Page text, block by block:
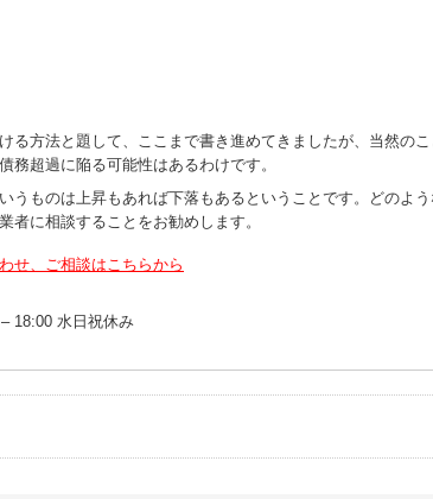
る方法と題して、ここまで書き進めてきましたが、当然の
務超過に陥る可能性はあるわけです。
うものは上昇もあれば下落もあるということです。どのよ
者に相談することをお勧めします。
せ、ご相談はこちらから
18:00 水日祝休み